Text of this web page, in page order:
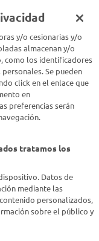
acá
y/o cesionarias y/o
almacenan y/o
como los identificadores
Se pueden
click en el enlace que
en
preferencias serán
tratamos los
Datos de
mediante las
personalizados,
sobre el público y